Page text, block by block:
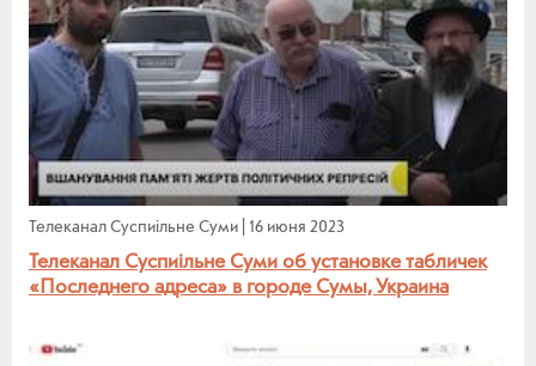
Телеканал Суспиiльне Суми 16 июня 2023
Телеканал Суспиiльне Суми об установке табличек
«Последнего адреса» в городе Сумы, Украина